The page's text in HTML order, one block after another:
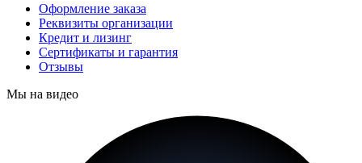
Оформление заказа
Реквизиты организации
Кредит и лизинг
Сертификаты и гарантия
Отзывы
Мы на видео